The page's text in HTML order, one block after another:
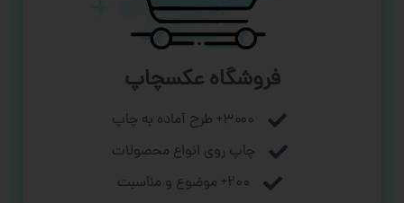
فروشگاه عکسچاپ
۳۰۰۰+ طرح آماده به چاپ
چاپ روی انواع محصولات
۲۰۰+ موضوع و مناسبت